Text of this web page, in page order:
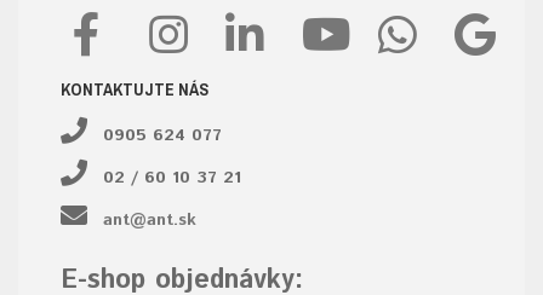
KONTAKTUJTE NÁS
0905 624 077
02 / 60 10 37 21
ant@ant.sk
E-shop objednávky: